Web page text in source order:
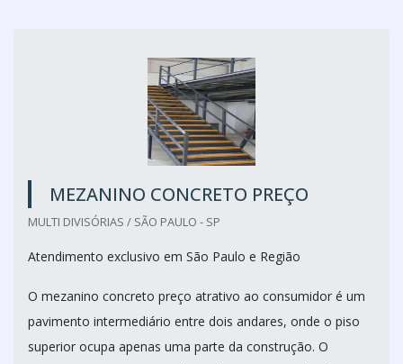
MEZANINO CONCRETO PREÇO
MULTI DIVISÓRIAS / SÃO PAULO - SP
Atendimento exclusivo em São Paulo e Região
O mezanino concreto preço atrativo ao consumidor é um
pavimento intermediário entre dois andares, onde o piso
superior ocupa apenas uma parte da construção. O